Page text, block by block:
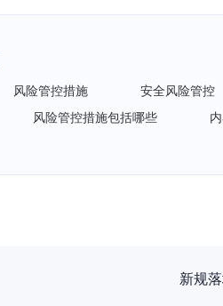
风险管控措施
安全风险管控
风险管控措施包括哪些
再获